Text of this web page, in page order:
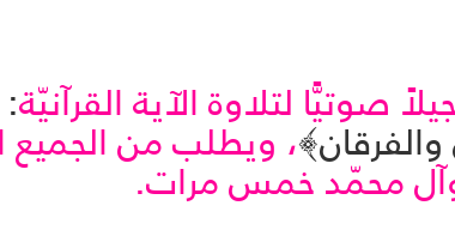
صوتيًّا لتلاوة الآية القرآنيّة
، ويطلب من الجميع
وآل محمّد خمس مرات.